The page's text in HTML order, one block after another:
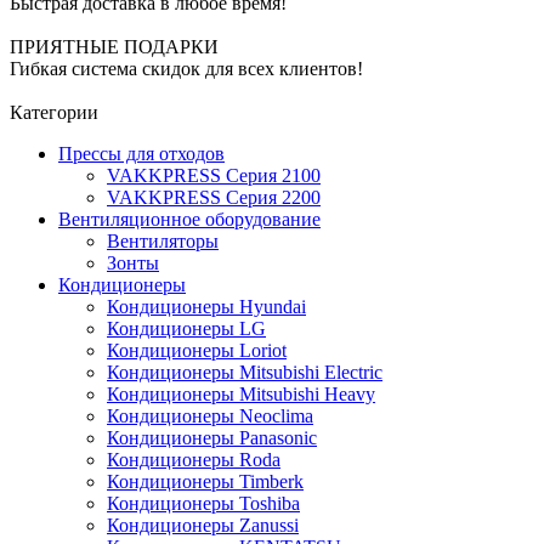
ПРИЯТНЫЕ ПОДАРКИ
Гибкая система скидок для всех клиентов!
Категории
Прессы для отходов
VAKKPRESS Серия 2100
VAKKPRESS Серия 2200
Вентиляционное оборудование
Вентиляторы
Зонты
Кондиционеры
Кондиционеры Hyundai
Кондиционеры LG
Кондиционеры Loriot
Кондиционеры Mitsubishi Electric
Кондиционеры Mitsubishi Heavy
Кондиционеры Neoclima
Кондиционеры Panasonic
Кондиционеры Roda
Кондиционеры Timberk
Кондиционеры Toshiba
Кондиционеры Zanussi